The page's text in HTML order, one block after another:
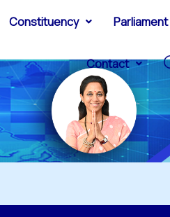
Constituency Parliament
Contact